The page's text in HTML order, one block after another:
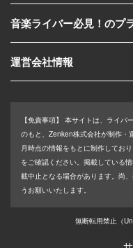
音楽ライバー必見！のプ
運営会社情報
【免責事項】
本サイトは、ライバ
のもと、Zenken株式会社が制作
月時点の情報をもとに制作してお
をご確認ください。掲載している
載中止となる場合があります。尚
うお願いいたします。
無断転用禁止 （